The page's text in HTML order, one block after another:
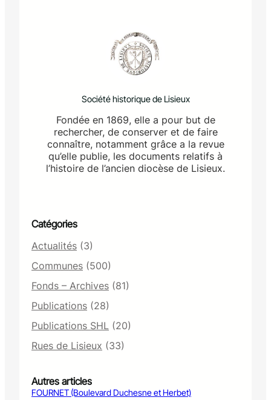
Société historique de Lisieux
Fondée en 1869, elle a pour but de
rechercher, de conserver et de faire
connaître, notamment grâce a la revue
qu’elle publie, les documents relatifs à
l’histoire de l’ancien diocèse de Lisieux.
Catégories
Actualités (3)
Communes (500)
Fonds – Archives (81)
Publications (28)
Publications SHL (20)
Rues de Lisieux (33)
Autres articles
FOURNET (Boulevard Duchesne et Herbet)